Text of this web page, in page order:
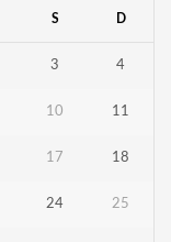
S D
3 4
10 11
17 18
24 25